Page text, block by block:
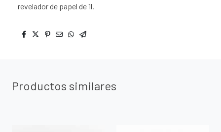
revelador de papel de 1l.
Productos similares